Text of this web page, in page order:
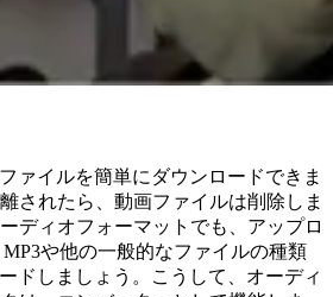
ァイルを簡単にダウンロードできま
されたら、動画ファイルは削除しま
ディオフォーマットでも、アップロ
や他の一般的なファイルの種類
ドしましょう。こうして、オーディ